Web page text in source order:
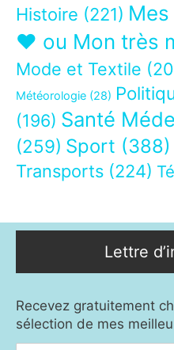
Histoire (221)
❤ ou Mon très
Mode et Textile
Météorologie (28)
(196) Santé
(259) Sport (388)
Transports (224)
Lettre
Recevez gratuitement
sélection de mes